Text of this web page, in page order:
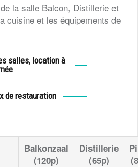
la salle Balcon, Distillerie et
cuisine et les équipements de
salles, location à
de restauration
Balkonzaal
(120p)
Distillerie
(65p)